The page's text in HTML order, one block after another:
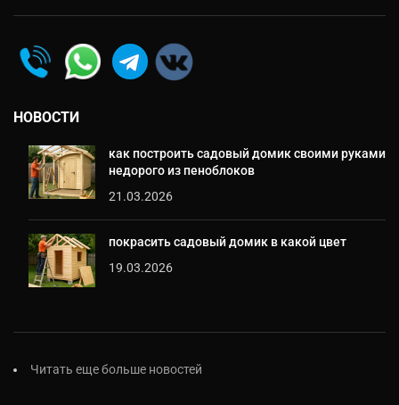
НОВОСТИ
как построить садовый домик своими руками
недорого из пеноблоков
21.03.2026
покрасить садовый домик в какой цвет
19.03.2026
Читать еще больше новостей